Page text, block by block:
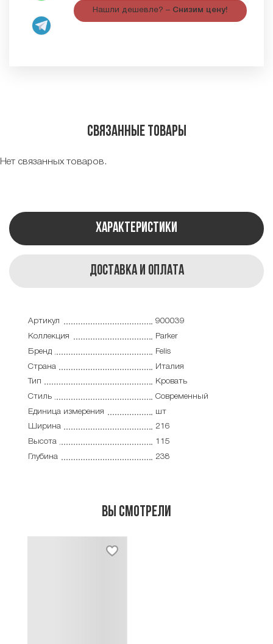
Нашли дешевле? – Снизим цену!
Связанные товары
Нет связанных товаров.
Характеристики
Доставка и оплата
Артикул
900039
Коллекция
Parker
Бренд
Felis
Страна
Италия
Тип
Кровать
Стиль
Современный
Единица измерения
шт
Ширина
216
Высота
115
Глубина
238
Вы смотрели